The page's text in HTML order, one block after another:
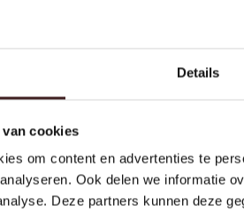
Details
cookies
om content en advertenties te
Ook delen we informatie
Deze partners kunnen deze